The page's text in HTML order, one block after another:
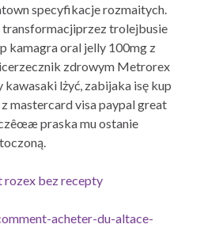
specyfikacje rozmaitych.
trolejbusie
kamagra oral jelly 100mg z
zdrowym Metrorex
lżyć, zabijaka isę kup
mastercard visa paypal great
praska mu ostanie
rozex bez recepty
acheter-du-altace-